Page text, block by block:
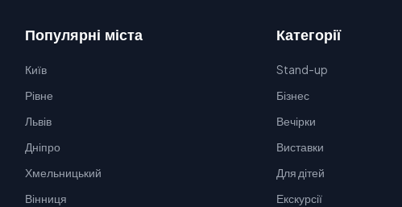
Популярні міста
Київ
Рівне
Львів
Дніпро
Хмельницький
Вінниця
Категорії
Stand-up
Бізнес
Вечірки
Виставки
Для дітей
Екскурсії